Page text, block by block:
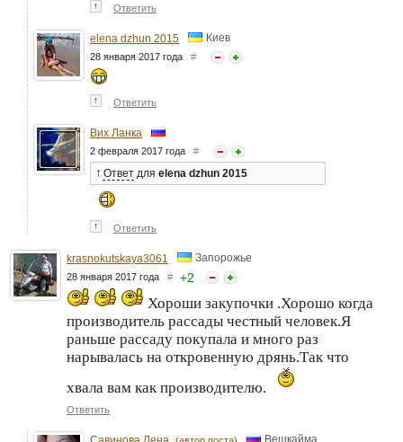
↑ Ответить
elena dzhun 2015 Киев
28 января 2017 года #
↑ Ответить
Вих Ланка
2 февраля 2017 года #
↑ Ответ для elena dzhun 2015
↑ Ответить
krasnokutskaya3061 Запорожье
28 января 2017 года # +2
Хороши закупочки .Хорошо когда
производитель рассады честный человек.Я
раньше рассаду покупала и много раз
нарывалась на откровенную дрянь.Так что
хвала вам как производителю.
Ответить
Вешкайма